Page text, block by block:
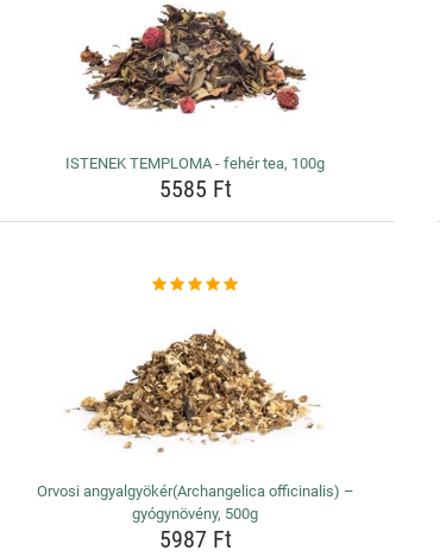
ISTENEK TEMPLOMA - fehér tea, 100g
5585 Ft
Orvosi angyalgyökér(Archangelica officinalis) –
gyógynövény, 500g
5987 Ft